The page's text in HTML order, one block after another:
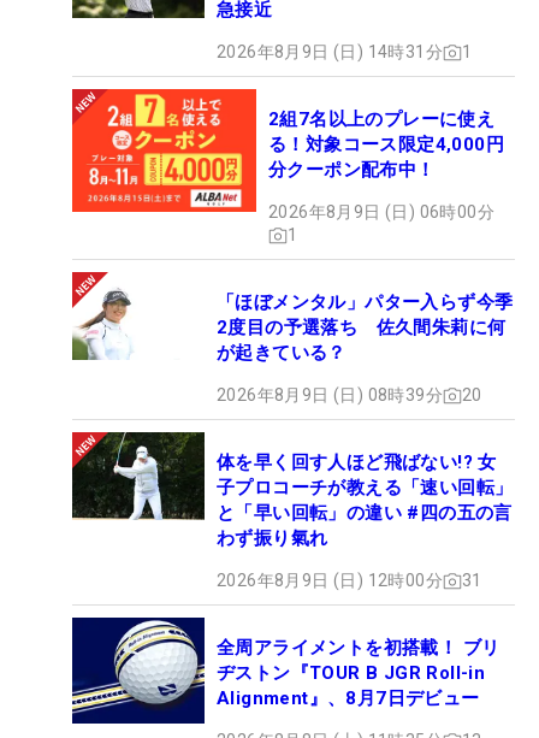
急接近
2026年8月9日 (日) 14時31分 1
2組7名以上のプレーに使え
る！対象コース限定4,000円
分クーポン配布中！
2026年8月9日 (日) 06時00分
1
「ほぼメンタル」パター入らず今季
2度目の予選落ち 佐久間朱莉に何
が起きている？
2026年8月9日 (日) 08時39分 20
体を早く回す人ほど飛ばない!? 女
子プロコーチが教える「速い回転」
と「早い回転」の違い #四の五の言
わず振り氣れ
2026年8月9日 (日) 12時00分 31
全周アライメントを初搭載！ ブリ
ヂストン『TOUR B JGR Roll-in
Alignment』、8月7日デビュー